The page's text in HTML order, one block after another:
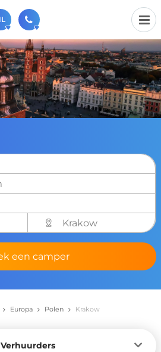
ma t/m vr van 9u tot 17u).
ook altijd een mailtje sturen.
Krakow
een camper
Europa Polen Krakow
Verhuurders